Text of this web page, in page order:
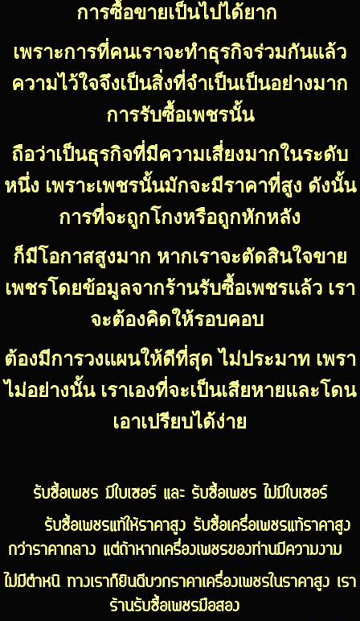
การซื้อขายเป็นไปได้ยาก
เพราะการที่คนเราจะทำธุรกิจร่วมกันแล้ว
ความไว้ใจจึงเป็นสิ่งที่จำเป็นเป็นอย่างมาก
การรับซื้อเพชรนั้น
ถือว่าเป็นธุรกิจที่มีความเสี่ยงมากในระดับ
หนึ่ง เพราะเพชรนั้นมักจะมีราคาที่สูง ดังนั้น
การที่จะถูกโกงหรือถูกหักหลัง
ก็มีโอกาสสูงมาก หากเราจะตัดสินใจขาย
เพชรโดยข้อมูลจากร้านรับซื้อเพชรแล้ว เรา
จะต้องคิดให้รอบคอบ
ต้องมีการวงแผนให้ดีที่สุด ไม่ประมาท เพรา
ไม่อย่างนั้น เราเองที่จะเป็นเสียหายและโดน
เอาเปรียบได้ง่าย
รับซื้อเพชร มีใบเซอร์ และ รับซื้อเพชร ไม่มีใบเซอร์
รับซื้อเพชรแท้ให้ราคาสูง รับซื้อเครื่อเพชรแท้ราคาสูง
กว่าราคากลาง แต่ถ้าหากเครื่องเพชรของท่านมีความงาม
ไม่มีตำหนิ ทางเราก็ยินดีบวกราคาเครื่องเพชรในราคาสูง เรา
ร้านรับซื้อเพชรมือสอง